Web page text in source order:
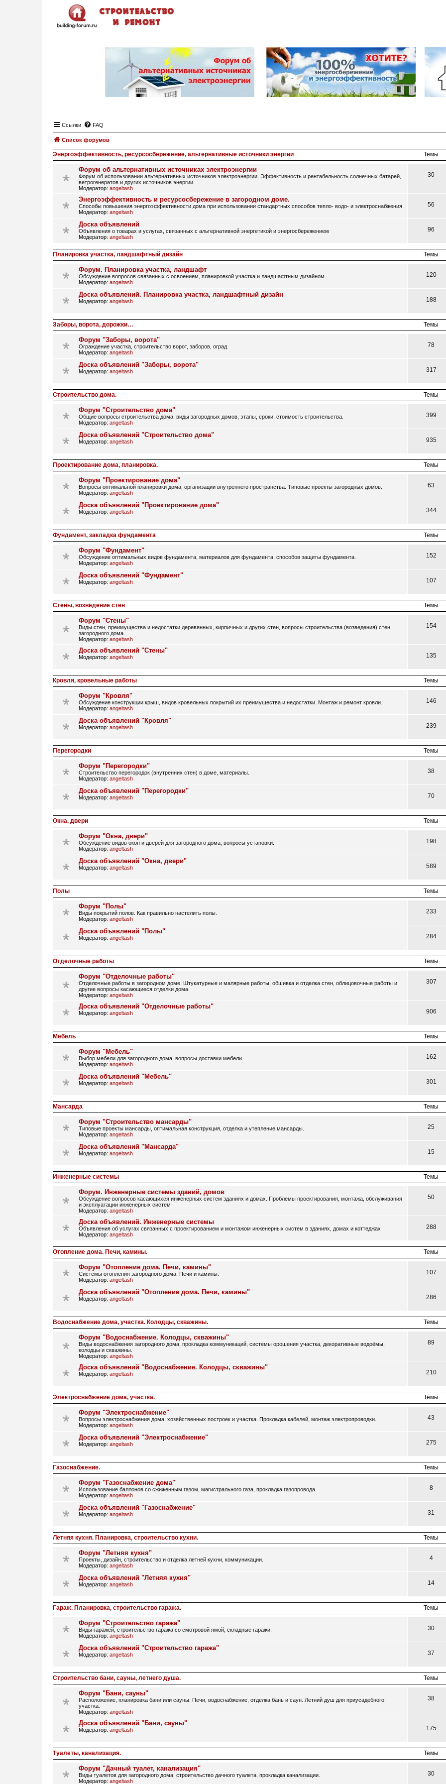
Ссылки FAQ
Список форумов
Энергоэффективность, ресурсосбережение, альтернативные источники энергии Темы
Форум об альтернативных источниках электроэнергии
Форум об использовании альтернативных источников электроэнергии. Эффективность и рентабельность солнечных батарей,
ветрогенератов и других источников энергии.
Модератор: angeltash
30
Энергоэффективность и ресурсосбережение в загородном доме.
Способы повышения энергоэффективности дома при использовании стандартных способов тепло- водо- и электроснабжения
Модератор: angeltash
56
Доска объявлений
Объявления о товарах и услугах, связанных с альтернативной энергетикой и энергосбережением
Модератор: angeltash
96
Планировка участка, ландшафтный дизайн Темы
Форум. Планировка участка, ландшафт
Обсуждение вопросов связанных с освоением, планировкой участка и ландшафтным дизайном
Модератор: angeltash
120
Доска объявлений. Планировка участка, ландшафтный дизайн
Модератор: angeltash 188
Заборы, ворота, дорожки… Темы
Форум "Заборы, ворота"
Ограждение участка, строительство ворот, заборов, оград
Модератор: angeltash
78
Доска объявлений "Заборы, ворота"
Модератор: angeltash 317
Строительство дома. Темы
Форум "Строительство дома"
Общие вопросы строительства дома, виды загородных домов, этапы, сроки, стоимость строительства.
Модератор: angeltash
399
Доска объявлений "Строительство дома"
Модератор: angeltash 935
Проектирование дома, планировка. Темы
Форум "Проектирование дома"
Вопросы оптимальной планировки дома, организации внутреннего пространства. Типовые проекты загородных домов.
Модератор: angeltash
63
Доска объявлений "Проектирование дома"
Модератор: angeltash 344
Фундамент, закладка фундамента Темы
Форум "Фундамент"
Обсуждение оптимальных видов фундамента, материалов для фундамента, способов защиты фундамента.
Модератор: angeltash
152
Доска объявлений "Фундамент"
Модератор: angeltash 107
Стены, возведение стен Темы
Форум "Стены"
Виды стен, преимущества и недостатки деревянных, кирпичных и других стен, вопросы строительства (возведения) стен
загородного дома.
Модератор: angeltash
154
Доска объявлений "Стены"
Модератор: angeltash 135
Кровля, кровельные работы Темы
Форум "Кровля"
Обсуждение конструкции крыш, видов кровельных покрытий их преимущества и недостатки. Монтаж и ремонт кровли.
Модератор: angeltash
146
Доска объявлений "Кровля"
Модератор: angeltash 239
Перегородки Темы
Форум "Перегородки"
Строительство перегородок (внутренних стен) в доме, материалы.
Модератор: angeltash
38
Доска объявлений "Перегородки"
Модератор: angeltash 70
Окна, двери Темы
Форум "Окна, двери"
Обсуждение видов окон и дверей для загородного дома, вопросы установки.
Модератор: angeltash
198
Доска объявлений "Окна, двери"
Модератор: angeltash 589
Полы Темы
Форум "Полы"
Виды покрытий полов. Как правильно настелить полы.
Модератор: angeltash
233
Доска объявлений "Полы"
Модератор: angeltash 284
Отделочные работы Темы
Форум "Отделочные работы"
Отделочные работы в загородном доме. Штукатурные и малярные работы, обшивка и отделка стен, облицовочные работы и
другие вопросы касающиеся отделки дома.
Модератор: angeltash
307
Доска объявлений "Отделочные работы"
Модератор: angeltash 906
Мебель Темы
Форум "Мебель"
Выбор мебели для загородного дома, вопросы доставки мебели.
Модератор: angeltash
162
Доска объявлений "Мебель"
Модератор: angeltash 301
Мансарда Темы
Форум "Строительство мансарды"
Типовые проекты мансарды, оптимальная конструкция, отделка и утепление мансарды.
Модератор: angeltash
25
Доска объявлений "Мансарда"
Модератор: angeltash 15
Инженерные системы Темы
Форум. Инженерные системы зданий, домов
Обсуждение вопросов касающихся инженерных систем зданиях и домах. Проблемы проектирования, монтажа, обслуживания
и эксплуатации инженерных систем
Модератор: angeltash
50
Доска объявлений. Инженерные системы
Объявления об услугах связанных с проектированием и монтажом инженерных систем в зданиях, домах и коттеджах
Модератор: angeltash
288
Отопление дома. Печи, камины. Темы
Форум "Отопление дома. Печи, камины"
Системы отопления загородного дома. Печи и камины.
Модератор: angeltash
107
Доска объявлений "Отопление дома. Печи, камины"
Модератор: angeltash 286
Водоснабжение дома, участка. Колодцы, скважины. Темы
Форум "Водоснабжение. Колодцы, скважины"
Виды водоснабжения загородного дома, прокладка коммуникаций, системы орошения участка, декоративные водоёмы,
колодцы и скважины.
Модератор: angeltash
89
Доска объявлений "Водоснабжение. Колодцы, скважины"
Модератор: angeltash 210
Электроснабжение дома, участка. Темы
Форум "Электроснабжение"
Вопросы электроснабжения дома, хозяйственных построек и участка. Прокладка кабелей, монтаж электропроводки.
Модератор: angeltash
43
Доска объявлений "Электроснабжение"
Модератор: angeltash 275
Газоснабжение. Темы
Форум "Газоснабжение дома"
Использование баллонов со сжиженным газом, магистрального газа, прокладка газопровода.
Модератор: angeltash
8
Доска объявлений "Газоснабжение"
Модератор: angeltash 31
Летняя кухня. Планировка, строительство кухни. Темы
Форум "Летняя кухня"
Проекты, дизайн, строительство и отделка летней кухни, коммуникации.
Модератор: angeltash
4
Доска объявлений "Летняя кухня"
Модератор: angeltash 14
Гараж. Планировка, строительство гаража. Темы
Форум "Строительство гаража"
Виды гаражей, строительство гаража со смотровой ямой, складные гаражи.
Модератор: angeltash
30
Доска объявлений "Строительство гаража"
Модератор: angeltash 37
Строительство бани, сауны, летнего душа. Темы
Форум "Бани, сауны"
Расположение, планировка бани или сауны. Печи, водоснабжение, отделка бань и саун. Летний душ для приусадебного
участка.
Модератор: angeltash
38
Доска объявлений "Бани, сауны"
Модератор: angeltash 175
Туалеты, канализация. Темы
Форум "Дачный туалет, канализация"
Виды туалетов для загородного дома, строительство дачного туалета, прокладка канализации.
Модератор: angeltash
30